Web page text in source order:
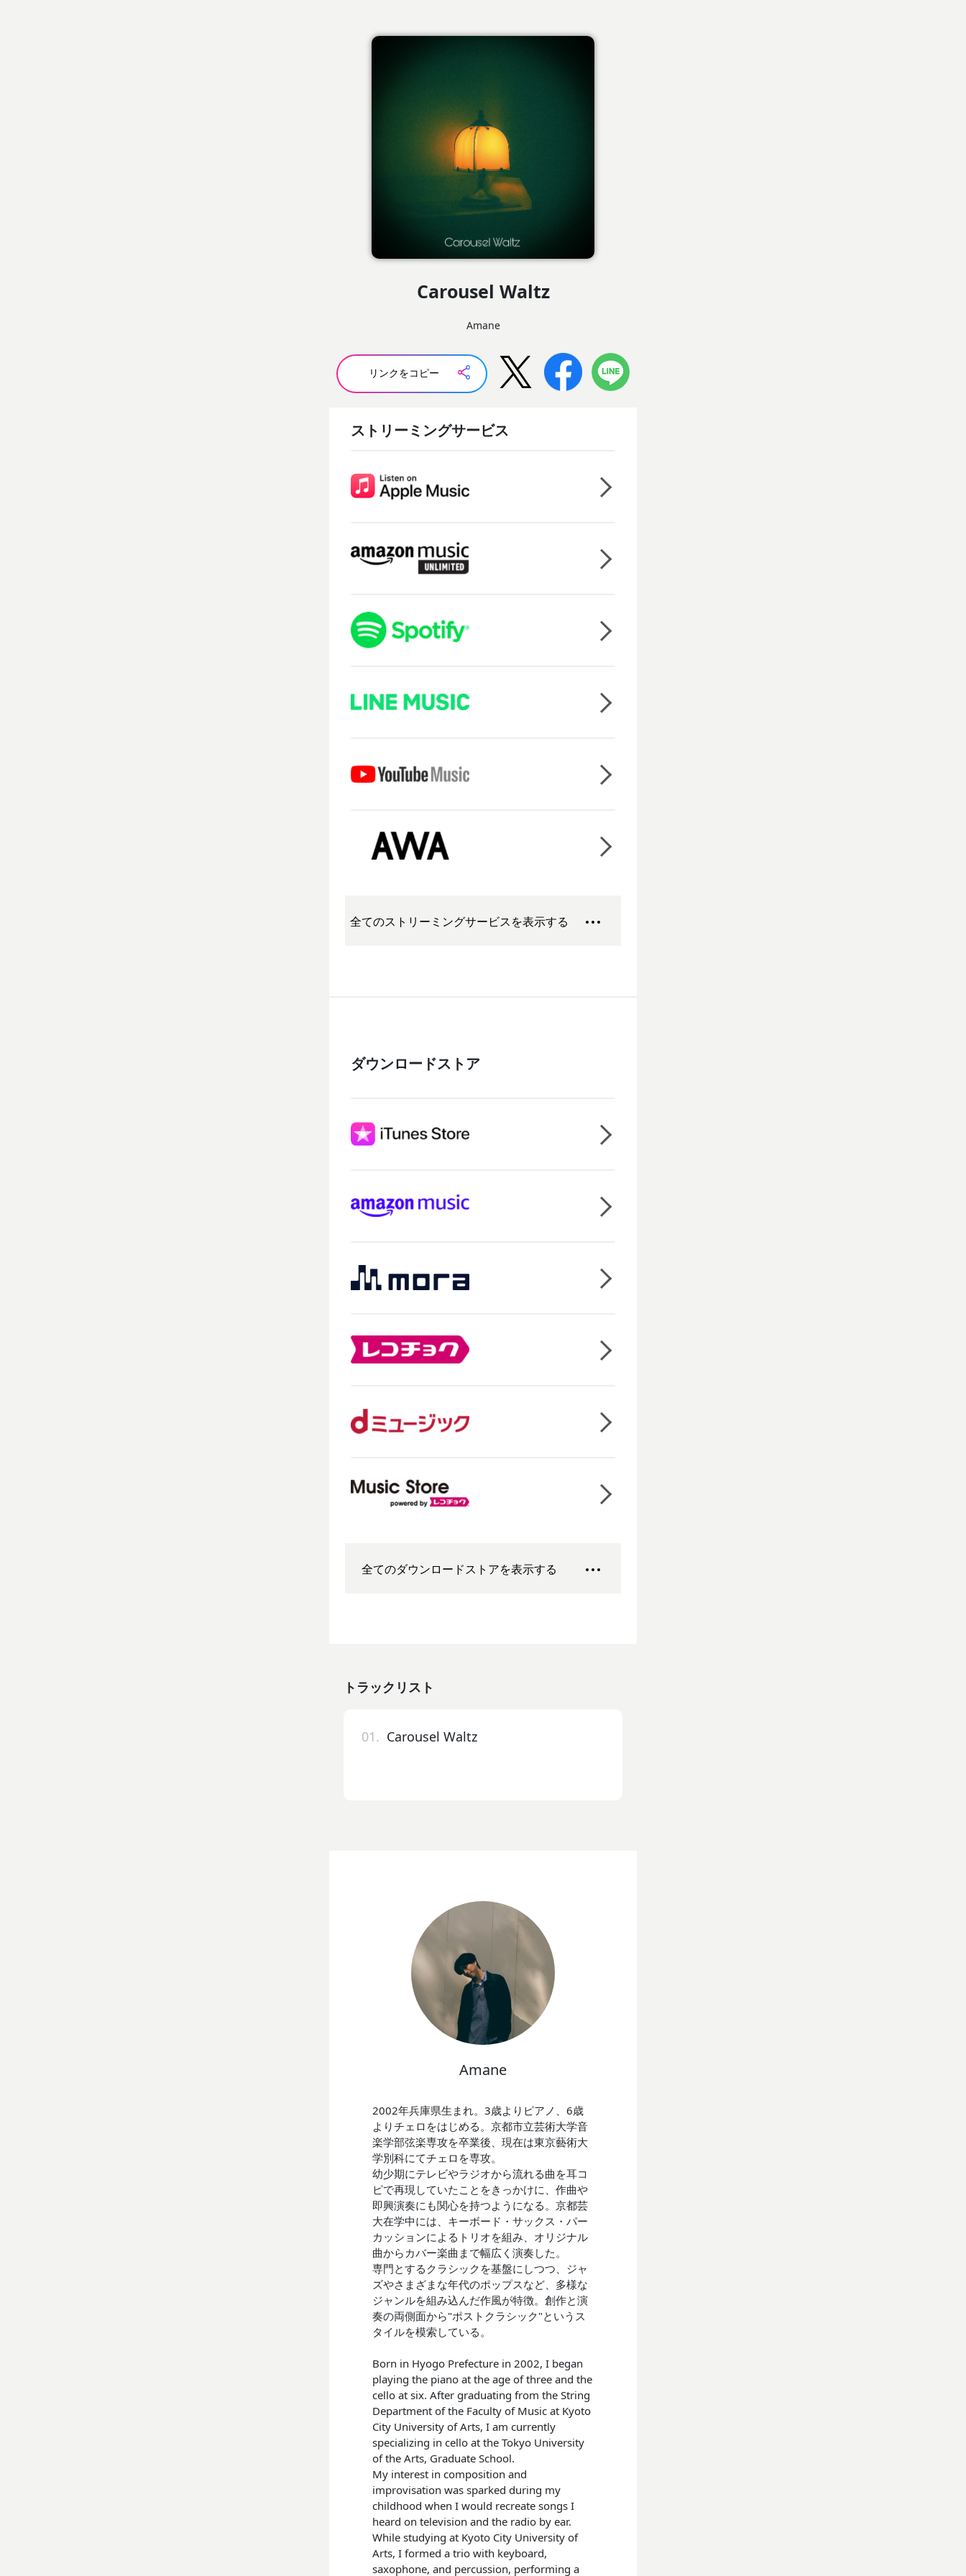
Carousel Waltz
Amane
リンクをコピー
ストリーミングサービス
全てのストリーミングサービスを表示する
ダウンロードストア
全てのダウンロードストアを表示する
トラックリスト
01. Carousel Waltz
Amane
2002年兵庫県生まれ。3歳よりピアノ、6歳
よりチェロをはじめる。京都市立芸術大学音
楽学部弦楽専攻を卒業後、現在は東京藝術大
学別科にてチェロを専攻。
幼少期にテレビやラジオから流れる曲を耳コ
ピで再現していたことをきっかけに、作曲や
即興演奏にも関心を持つようになる。京都芸
大在学中には、キーボード・サックス・パー
カッションによるトリオを組み、オリジナル
曲からカバー楽曲まで幅広く演奏した。
専門とするクラシックを基盤にしつつ、ジャ
ズやさまざまな年代のポップスなど、多様な
ジャンルを組み込んだ作風が特徴。創作と演
奏の両側面から"ポストクラシック"というス
タイルを模索している。
Born in Hyogo Prefecture in 2002, I began
playing the piano at the age of three and the
cello at six. After graduating from the String
Department of the Faculty of Music at Kyoto
City University of Arts, I am currently
specializing in cello at the Tokyo University
of the Arts, Graduate School.
My interest in composition and
improvisation was sparked during my
childhood when I would recreate songs I
heard on television and the radio by ear.
While studying at Kyoto City University of
Arts, I formed a trio with keyboard,
saxophone, and percussion, performing a